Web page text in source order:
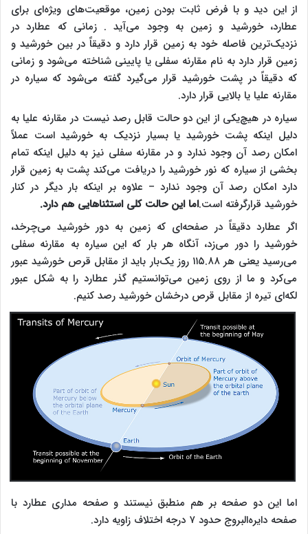
از این دید و با فرض ثابت بودن زمین، موقعیت‌های ویژه‌ای برای
عطارد، خورشید و زمین به وجود می‌آید . زمانی که عطارد در
نزدیک‌ترین فاصله خود به زمین قرار دارد و دقیقاً در بین خورشید و
زمین قرار دارد به نام مقارنه سفلی یا پایینی شناخته می‌شود و زمانی
که دقیقاً در پشت خورشید قرار می‌گیرد گفته می‌شود که سیاره در
مقارنه علیا یا بالایی قرار دارد.
سیاره در هیچ‌یکی از این دو حالت قابل رصد نیست در مقارنه علیا به
دلیل اینکه پشت خورشید یا بسیار نزدیک به خورشید است عملاً
امکان رصد آن وجود ندارد و در مقارنه سفلی نیز به دلیل اینکه تمام
بخشی از سیاره که نور خورشید را دریافت می‌کند پشت به زمین قرار
دارد امکان رصد آن وجود ندارد – علاوه بر اینکه بار دیگر در کنار
خورشید قرارگرفته است.اما این حالت کلی استثناهایی هم دارد.
اگر عطارد دقیقاً در صفحه‌ای که زمین به دور خورشید می‌چرخد،
خورشید را دور می‌زد، آنگاه هر بار که این سیاره به مقارنه سفلی
می‌رسید یعنی هر ۱۱۵.۸۸ روز یک‌بار باید از مقابل قرص خورشید عبور
می‌کرد و ما از روی زمین می‌توانستیم گذر عطارد را به شکل عبور
لکه‌ای تیره از مقابل قرص درخشان خورشید رصد کنیم.
اما این دو صفحه بر هم منطبق نیستند و صفحه مداری عطارد با
صفحه دایره‌البروج حدود ۷ درجه اختلاف زاویه دارد.